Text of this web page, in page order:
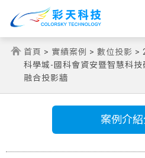
首頁 > 實績案例 > 數位投影 >
科學城-國科會資安暨智慧科
融合投影牆
案例介